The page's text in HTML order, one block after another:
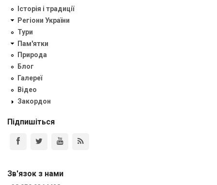
Історія і традиції
Регіони України
Тури
Пам'ятки
Природа
Блог
Галереї
Відео
Закордон
Підпишіться
Зв'язок з нами